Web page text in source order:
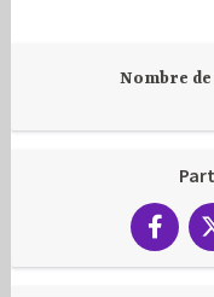
Nombre